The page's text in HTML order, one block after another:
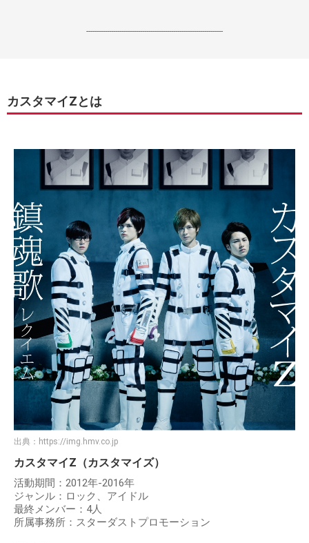
------------------------------------------------------------------
カスタマイZとは
出典： https://img.hmv.co.jp
カスタマイZ（カスタマイズ）
活動期間：2012年-2016年
ジャンル：ロック、アイドル
最終メンバー：4人
所属事務所：スターダストプロモーション